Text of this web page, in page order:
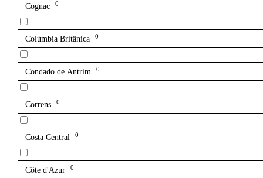
Cognac 0
Colúmbia Britânica 0
Condado de Antrim 0
Correns 0
Costa Central 0
Côte d'Azur 0